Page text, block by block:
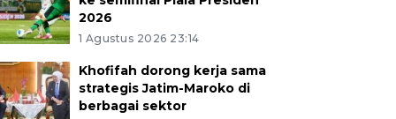
2026
1 Agustus 2026 23:14
Khofifah dorong kerja sama
strategis Jatim-Maroko di
berbagai sektor